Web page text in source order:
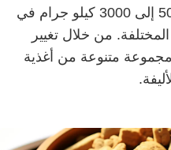
توفير قدرات إنتاج تتراوح من 50 إلى 3000 كيلو جرام في
المختلفة. من خلال تغيير
مجموعة متنوعة من أغذية